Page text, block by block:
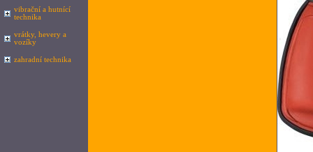
vibrační a hutnící
technika
vrátky, hevery a
vozíky
zahradní technika